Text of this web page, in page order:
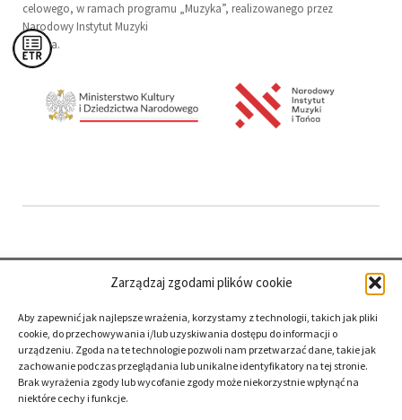
Zarządzaj zgodami plików cookie
Aby zapewnić jak najlepsze wrażenia, korzystamy z technologii, takich jak pliki
cookie, do przechowywania i/lub uzyskiwania dostępu do informacji o
urządzeniu. Zgoda na te technologie pozwoli nam przetwarzać dane, takie jak
zachowanie podczas przeglądania lub unikalne identyfikatory na tej stronie.
Brak wyrażenia zgody lub wycofanie zgody może niekorzystnie wpłynąć na
niektóre cechy i funkcje.
celowego, w ramach programu „Muzyka”, realizowanego przez
Narodowy Instytut Muzyki
i Tańca.
deklaracja